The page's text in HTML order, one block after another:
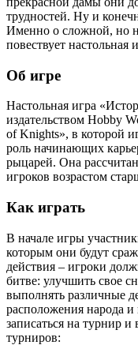
трудностей. Ну и
Именно о сложной, но
повествует настольная
Об игре
Настольная игра
издательством Hobby
of Knights», в которой
роль начинающих
рыцарей. Она
игроков возрастом
Как играть
В начале игры
которым они будут
действия – игроки
битве: улучшить свое
выполнять различные
расположения народа
записаться на турнир
турниров: